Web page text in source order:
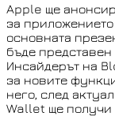
Apple ще
за
основната
бъде
Инсайдерът на
за новите
него, след
Wallet ще получи